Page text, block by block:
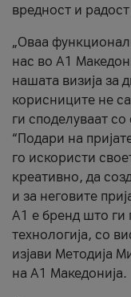
вредност и
„Оваа
нас во А1
нашата визија за
корисниците не
ги споделуваат
“Подари на
го искористи
креативно, да
и за неговите
А1 е бренд што ги
технологија, со
изјави Методија
на А1 Македонија.